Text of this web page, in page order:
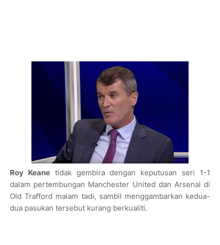
Roy Keanetidak gembira dengan keputusan seri 1-1
dalam pertembungan Manchester United dan Arsenal di
Old Trafford malam tadi, sambil menggambarkan kedua-
dua pasukan tersebut kurang berkualiti.